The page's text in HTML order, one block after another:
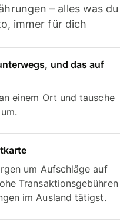
– alles was du
immer für dich
und das auf
einem Ort und tausche
um Aufschläge auf
Transaktionsgebühren
im Ausland tätigst.